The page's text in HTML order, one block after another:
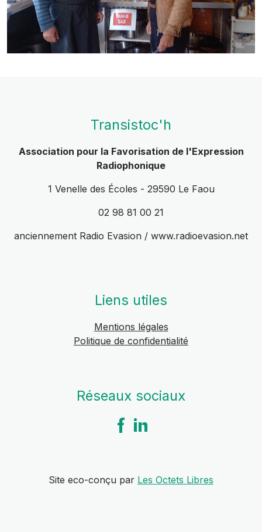
Transistoc'h
Association pour la Favorisation de l'Expression
Radiophonique
1 Venelle des Écoles - 29590 Le Faou
02 98 81 00 21
anciennement Radio Evasion / www.radioevasion.net
Liens utiles
Mentions légales
Politique de confidentialité
Réseaux sociaux
Site eco-conçu par Les Octets Libres